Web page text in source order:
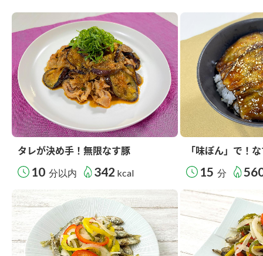
タレが決め手！無限なす豚
10 分以内 342 kcal
「味ぽん」で！
15 分